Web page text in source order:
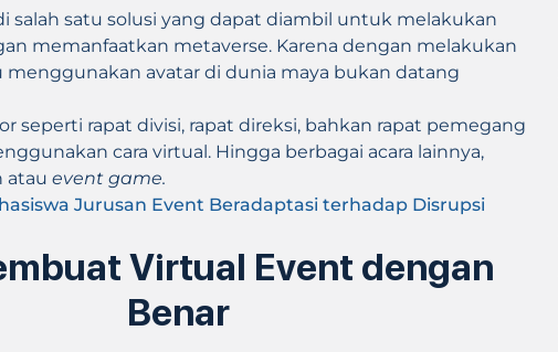
salah satu solusi yang dapat diambil untuk melakukan
memanfaatkan metaverse. Karena dengan melakukan
menggunakan avatar di dunia maya bukan datang
seperti rapat divisi, rapat direksi, bahkan rapat pemegang
cara virtual. Hingga berbagai acara lainnya,
atau event game.
Jurusan Event Beradaptasi terhadap Disrupsi
Virtual Event dengan
Benar